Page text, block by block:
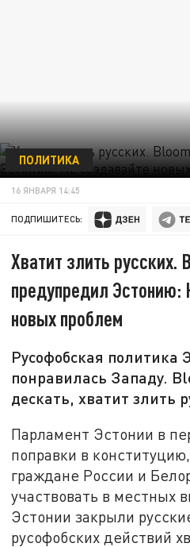
ПОЛИТИКА
16 ЯНВАРЯ 14:45
ПОДПИШИТЕСЬ:
Хватит злить русских.
предупредил Эстонию:
новых проблем
Русофобская политика
понравилась Западу.
дескать, хватит злить
Парламент Эстонии в
поправки в
граждане России и
участвовать в местных
Эстонии закрыли
русофобских действий